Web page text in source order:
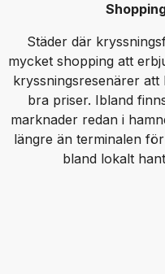
Städer där
mycket shopping att
kryssningsresenärer
bra priser. Ibland
marknader redan i
längre än terminalen
bland lokalt